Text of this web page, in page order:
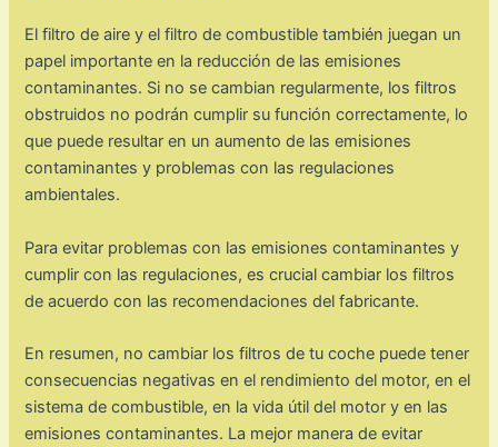
El filtro de aire y el filtro de combustible también juegan un
papel importante en la reducción de las emisiones
contaminantes. Si no se cambian regularmente, los filtros
obstruidos no podrán cumplir su función correctamente, lo
que puede resultar en un aumento de las emisiones
contaminantes y problemas con las regulaciones
ambientales.
Para evitar problemas con las emisiones contaminantes y
cumplir con las regulaciones, es crucial cambiar los filtros
de acuerdo con las recomendaciones del fabricante.
En resumen, no cambiar los filtros de tu coche puede tener
consecuencias negativas en el rendimiento del motor, en el
sistema de combustible, en la vida útil del motor y en las
emisiones contaminantes. La mejor manera de evitar